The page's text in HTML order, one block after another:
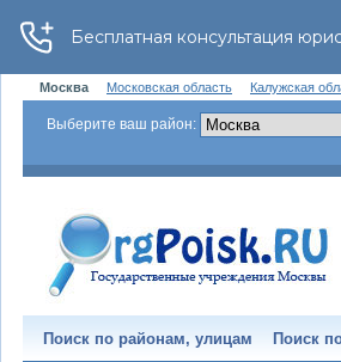
Москва Московская область Калужская
Выберите ваш район:
Поиск по районам, улицам Поиск